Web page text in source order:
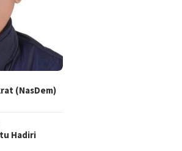
(NasDem)
Hadiri